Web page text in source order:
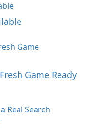
Game Ready